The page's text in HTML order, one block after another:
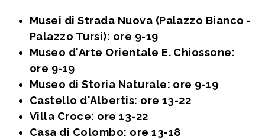
Musei di Strada Nuova (Palazzo Bianco -
Palazzo Tursi): ore 9-19
Museo d'Arte Orientale E. Chiossone:
ore 9-19
Museo di Storia Naturale: ore 9-19
Castello d'Albertis: ore 13-22
Villa Croce: ore 13-22
Casa di Colombo: ore 13-18